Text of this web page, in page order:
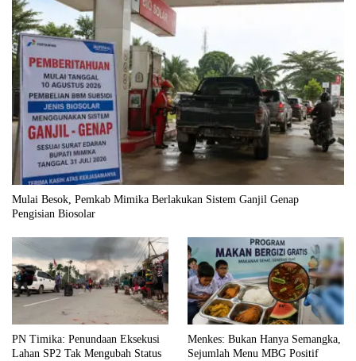
Mulai Besok, Pemkab Mimika Berlakukan Sistem Ganjil Genap
Pengisian Biosolar
PN Timika: Penundaan Eksekusi
Lahan SP2 Tak Mengubah Status
Menkes: Bukan Hanya Semangka,
Sejumlah Menu MBG Positif